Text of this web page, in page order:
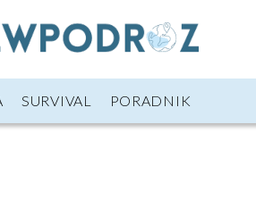
SURVIVAL PORADNIK